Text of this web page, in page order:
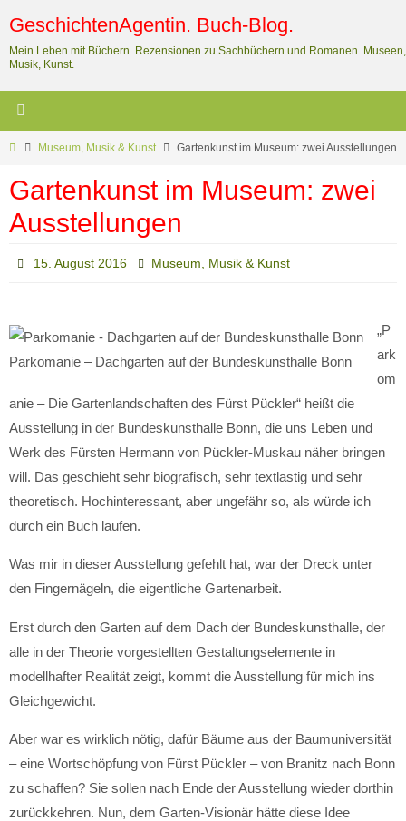
Inhalt
springen
GeschichtenAgentin. Buch-Blog.
Mein Leben mit Büchern. Rezensionen zu Sachbüchern und Romanen. Museen,
Musik, Kunst.
StartMuseum, Musik & Kunst Gartenkunst im Museum: zwei Ausstellungen
Gartenkunst im Museum: zwei
Ausstellungen
15. August 2016 Museum, Musik & Kunst
Parkomanie – Dachgarten auf der Bundeskunsthalle Bonn
„P
ark
om
anie – Die Gartenlandschaften des Fürst Pückler“ heißt die
Ausstellung in der Bundeskunsthalle Bonn, die uns Leben und
Werk des Fürsten Hermann von Pückler-Muskau näher bringen
will. Das geschieht sehr biografisch, sehr textlastig und sehr
theoretisch. Hochinteressant, aber ungefähr so, als würde ich
durch ein Buch laufen.
Was mir in dieser Ausstellung gefehlt hat, war der Dreck unter
den Fingernägeln, die eigentliche Gartenarbeit.
Erst durch den Garten auf dem Dach der Bundeskunsthalle, der
alle in der Theorie vorgestellten Gestaltungselemente in
modellhafter Realität zeigt, kommt die Ausstellung für mich ins
Gleichgewicht.
Aber war es wirklich nötig, dafür Bäume aus der Baumuniversität
– eine Wortschöpfung von Fürst Pückler – von Branitz nach Bonn
zu schaffen? Sie sollen nach Ende der Ausstellung wieder dorthin
zurückkehren. Nun, dem Garten-Visionär hätte diese Idee